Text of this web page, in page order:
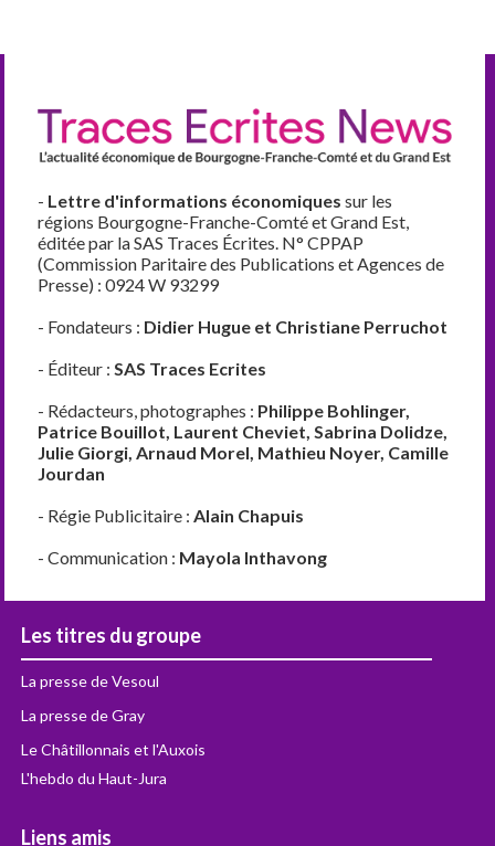
- Lettre d'informations économiques sur les
régions Bourgogne-Franche-Comté et Grand Est,
éditée par la SAS Traces Écrites. N° CPPAP
(Commission Paritaire des Publications et Agences de
Presse) : 0924 W 93299
- Fondateurs : Didier Hugue et Christiane Perruchot
- Éditeur :SAS Traces Ecrites
- Rédacteurs, photographes : Philippe Bohlinger,
Patrice Bouillot, Laurent Cheviet, Sabrina Dolidze,
Julie Giorgi, Arnaud Morel, Mathieu Noyer, Camille
Jourdan
- Régie Publicitaire :Alain Chapuis
- Communication : Mayola Inthavong
Les titres du groupe
La presse de Vesoul
La presse de Gray
Le Châtillonnais et l'Auxois
L'hebdo du Haut-Jura
Liens amis